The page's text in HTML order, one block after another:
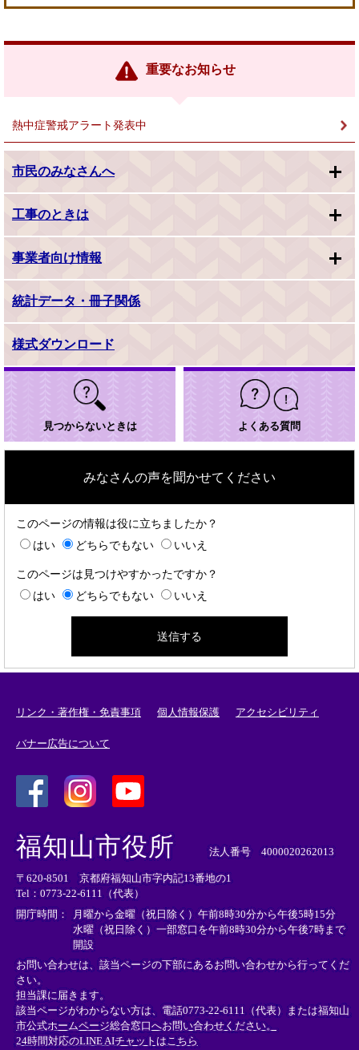
リ
重要なお知らせ
熱中症警戒アラート発表中
市民のみなさんへ
工事のときは
事業者向け情報
統計データ・冊子関係
様式ダウンロード
見つからないときは よくある質問
みなさんの声を聞かせてください
このページの情報は役に立ちましたか？
はい
どちらでもない いいえ
このページは見つけやすかったですか？
はい
どちらでもない いいえ
リンク・著作権・免責事項 個人情報保護 アクセシビリティ
バナー広告について
外
部
リ
ン
ク
＞
外
リ
ン
ク
＞
外
部
ン
ク
＞
福知山市役所 法人番号 4000020262013
〒620-8501 京都府福知山市字内記13番地の1
Tel：0773-22-6111（代表）
開庁時間：
月曜から金曜（祝日除く）午前8時30分から午後5時15分
水曜（祝日除く）一部窓口を午前8時30分から午後7時まで
開設
お問い合わせは、該当ページの下部にあるお問い合わせから行ってくだ
さい。
担当課に届きます。
該当ページがわからない方は、電話0773-22-6111（代表）または福知山
市公式ホームページ総合窓口へお問い合わせください。
24時間対応のLINE AIチャットはこちら